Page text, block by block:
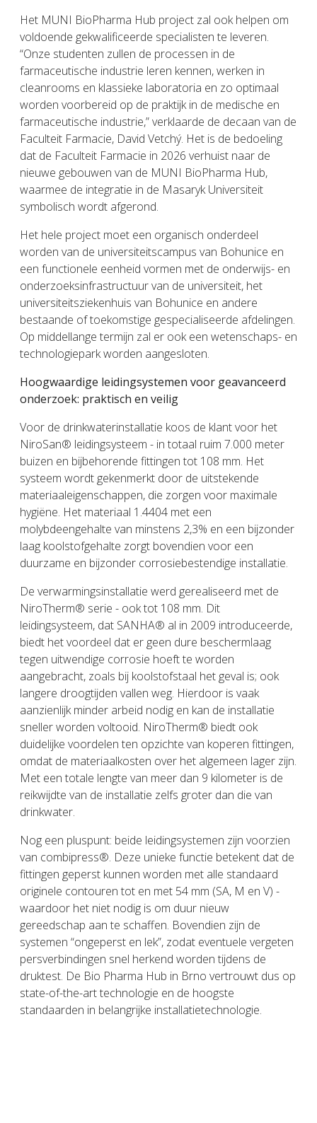
Het MUNI BioPharma Hub project zal ook helpen om
voldoende gekwalificeerde specialisten te leveren.
“Onze studenten zullen de processen in de
farmaceutische industrie leren kennen, werken in
cleanrooms en klassieke laboratoria en zo optimaal
worden voorbereid op de praktijk in de medische en
farmaceutische industrie,” verklaarde de decaan van de
Faculteit Farmacie, David Vetchý. Het is de bedoeling
dat de Faculteit Farmacie in 2026 verhuist naar de
nieuwe gebouwen van de MUNI BioPharma Hub,
waarmee de integratie in de Masaryk Universiteit
symbolisch wordt afgerond.
Het hele project moet een organisch onderdeel
worden van de universiteitscampus van Bohunice en
een functionele eenheid vormen met de onderwijs- en
onderzoeksinfrastructuur van de universiteit, het
universiteitsziekenhuis van Bohunice en andere
bestaande of toekomstige gespecialiseerde afdelingen.
Op middellange termijn zal er ook een wetenschaps- en
technologiepark worden aangesloten.
Hoogwaardige leidingsystemen voor geavanceerd
onderzoek: praktisch en veilig
Voor de drinkwaterinstallatie koos de klant voor het
NiroSan® leidingsysteem - in totaal ruim 7.000 meter
buizen en bijbehorende fittingen tot 108 mm. Het
systeem wordt gekenmerkt door de uitstekende
materiaaleigenschappen, die zorgen voor maximale
hygiëne. Het materiaal 1.4404 met een
molybdeengehalte van minstens 2,3% en een bijzonder
laag koolstofgehalte zorgt bovendien voor een
duurzame en bijzonder corrosiebestendige installatie.
De verwarmingsinstallatie werd gerealiseerd met de
NiroTherm® serie - ook tot 108 mm. Dit
leidingsysteem, dat SANHA® al in 2009 introduceerde,
biedt het voordeel dat er geen dure beschermlaag
tegen uitwendige corrosie hoeft te worden
aangebracht, zoals bij koolstofstaal het geval is; ook
langere droogtijden vallen weg. Hierdoor is vaak
aanzienlijk minder arbeid nodig en kan de installatie
sneller worden voltooid. NiroTherm® biedt ook
duidelijke voordelen ten opzichte van koperen fittingen,
omdat de materiaalkosten over het algemeen lager zijn.
Met een totale lengte van meer dan 9 kilometer is de
reikwijdte van de installatie zelfs groter dan die van
drinkwater.
Nog een pluspunt: beide leidingsystemen zijn voorzien
van combipress®. Deze unieke functie betekent dat de
fittingen geperst kunnen worden met alle standaard
originele contouren tot en met 54 mm (SA, M en V) -
waardoor het niet nodig is om duur nieuw
gereedschap aan te schaffen. Bovendien zijn de
systemen “ongeperst en lek”, zodat eventuele vergeten
persverbindingen snel herkend worden tijdens de
druktest. De Bio Pharma Hub in Brno vertrouwt dus op
state-of-the-art technologie en de hoogste
standaarden in belangrijke installatietechnologie.